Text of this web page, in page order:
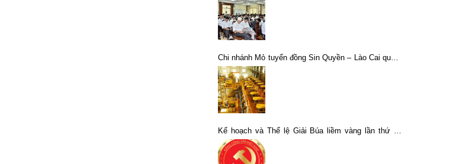
Chi nhánh Mỏ tuyển đồng Sin Quyền – Lào Cai quyết
tâm vừa phòng dịch vừa đảm bảo hoạt động sản
xuất
Kế hoạch và Thể lệ Giải Búa liềm vàng lần thứ IX
năm 2024